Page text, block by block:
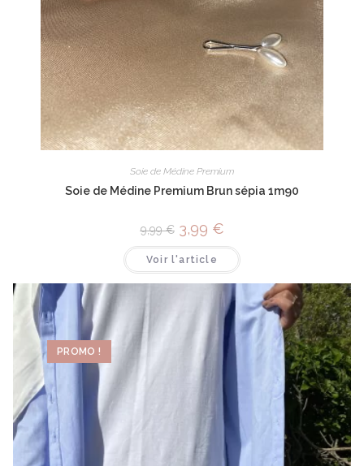
Soie de Médine Premium
Soie de Médine Premium Brun sépia 1m90
9,99€ 3,99 €
Voir l'article
PROMO !